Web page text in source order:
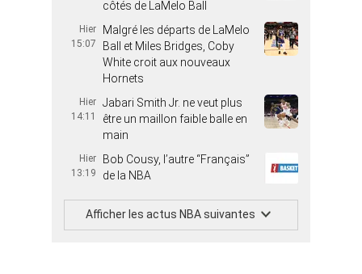
côtés de LaMelo Ball
Hier
15:07
Malgré les départs de LaMelo
Ball et Miles Bridges, Coby
White croit aux nouveaux
Hornets
Hier
14:11
Jabari Smith Jr. ne veut plus
être un maillon faible balle en
main
Hier
13:19
Bob Cousy, l’autre “Français”
de la NBA
Afficher les actus NBA suivantes